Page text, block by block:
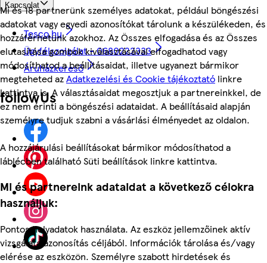
Mi és 18 partnerünk személyes adatokat, például böngészési
adatokat vagy egyedi azonosítókat tárolunk a készülékeden, és
hozzáférhetünk azokhoz. Az Összes elfogadása és az Összes
elutasítása gombok kiválasztásával elfogadhatod vagy
módosíthatod a beállításaidat, illetve ugyanezt bármikor
megteheted azAdatkezelési és Cookie tájékoztató linkre
kattintva is. A választásaidat megosztjuk a partnereinkkel, de
ez nem érinti a böngészési adataidat. A beállításaid alapján
személyre tudjuk szabni a vásárlási élményedet az oldalon.
A hozzájárulási beállításokat bármikor módosíthatod a
láblécben található Süti beállítások linkre kattintva.
Mi és partnereink adataidat a következő célokra
használjuk:
Pontos helyadatok használata. Az eszköz jellemzőinek aktív
vizsgálata azonosítás céljából. Információk tárolása és/vagy
elérése az eszközön. Személyre szabott hirdetések és
Kapcsolat
Tesco.hu
Ügyfélszolgálat - 0680222333
Áruházkereső
followUs